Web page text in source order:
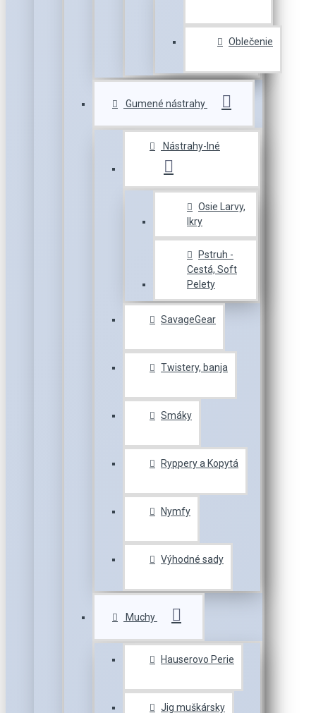
Oblečenie
Gumené nástrahy
Nástrahy-Iné
Osie Larvy,
Ikry
Pstruh -
Cestá, Soft
Pelety
SavageGear
Twistery, banja
Smáky
Ryppery a Kopytá
Nymfy
Výhodné sady
Muchy
Hauserovo Perie
Jig muškársky